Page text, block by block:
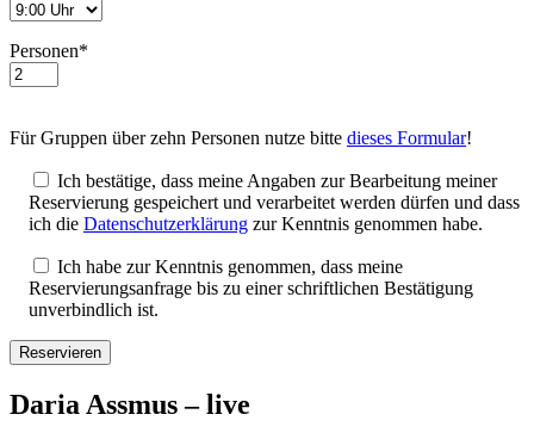
Personen*
Für Gruppen über zehn Personen nutze bitte dieses Formular!
Ich bestätige, dass meine Angaben zur Bearbeitung meiner
Reservierung gespeichert und verarbeitet werden dürfen und dass
ich die Datenschutzerklärung zur Kenntnis genommen habe.
Ich habe zur Kenntnis genommen, dass meine
Reservierungsanfrage bis zu einer schriftlichen Bestätigung
unverbindlich ist.
Daria Assmus – live